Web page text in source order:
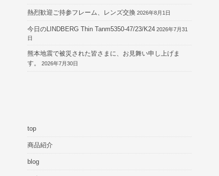
熱烈歓迎ご持参フレーム、レンズ交換 2026年8月1日
今日のLINDBERG Thin Tanm5350-47/23/K24 2026年7月31
日
熊本地震で被災された皆さまに、お見舞い申し上げま
す。
2026年7月30日
top
商品紹介
blog